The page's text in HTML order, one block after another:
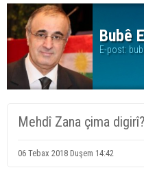
Xêrxwaziya Barzanî kir
Bubê
E-post:
Mehdî Zana çima digirî?
06 Tebax 2018 Duşem 14:42